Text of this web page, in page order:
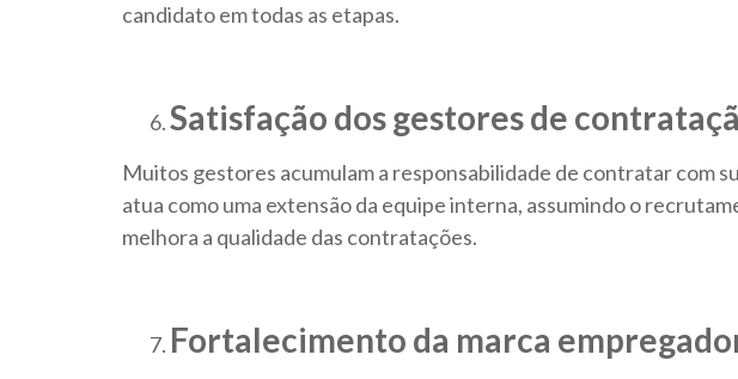
candidato em todas as etapas.
Satisfação dos gestores de
Muitos gestores acumulam a responsabilidade de contratar com
atua como uma extensão da equipe interna, assumindo o
melhora a qualidade das contratações.
Fortalecimento da marca